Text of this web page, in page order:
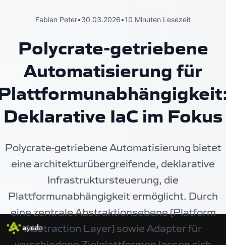
Fabian Peter•30.03.2026•10 Minuten Lesezeit
Polycrate-getriebene
Automatisierung für
Deklarative IaC im Fokus
Polycrate-getriebene Automatisierung bietet
eine architekturübergreifende, deklarative
Infrastruktursteuerung, die
Plattformunabhängigkeit ermöglicht. Durch
eine zentrale Abstraktionsebene (Platform
Abstraction Layer) sowie Adapter für